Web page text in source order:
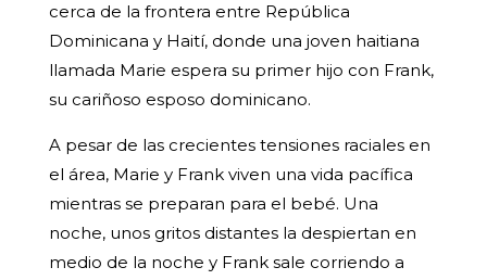
cerca de la frontera entre República
Dominicana y Haití, donde una joven haitiana
llamada Marie espera su primer hijo con Frank,
su cariñoso esposo dominicano.
A pesar de las crecientes tensiones raciales en
el área, Marie y Frank viven una vida pacífica
mientras se preparan para el bebé. Una
noche, unos gritos distantes la despiertan en
medio de la noche y Frank sale corriendo a